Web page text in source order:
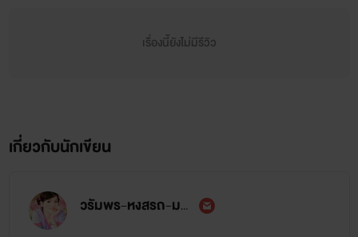
เรื่องนี้ยังไม่มีรีวิว
เกี่ยวกับนักเขียน
วรัมพร-หงสรถ-มนสิวรรณ-ธิชาร์